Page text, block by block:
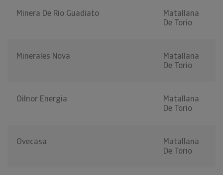
Minera De Rio Guadiato
Matallana
De Torio
Minerales Nova
Matallana
De Torio
Oilnor Energia
Matallana
De Torio
Ovecasa
Matallana
De Torio